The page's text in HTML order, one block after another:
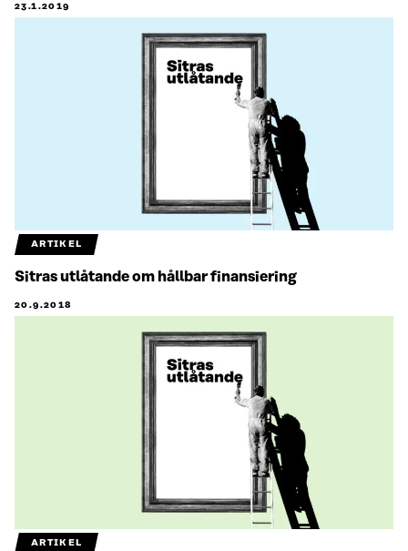
23.1.2019
ARTIKEL
Sitras utlåtande om hållbar finansiering
20.9.2018
ARTIKEL